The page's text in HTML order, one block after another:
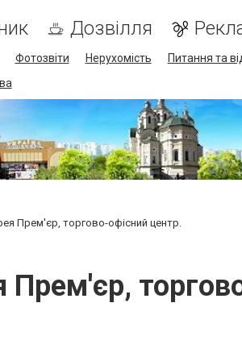
Дозвілля
Фотозвіти Нерухомість Питання та
Прем'єр, торгово-офісний центр.
Прем'єр,